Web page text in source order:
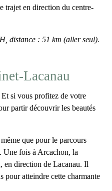
trajet en direction du centre-
distance : 51 km (aller seul).
Lacanau
Et si vous profitez de votre
partir découvrirles beautés
que pour le parcours
Une fois à Arcachon, la
en direction de Lacanau. Il
pour atteindre cette charmante